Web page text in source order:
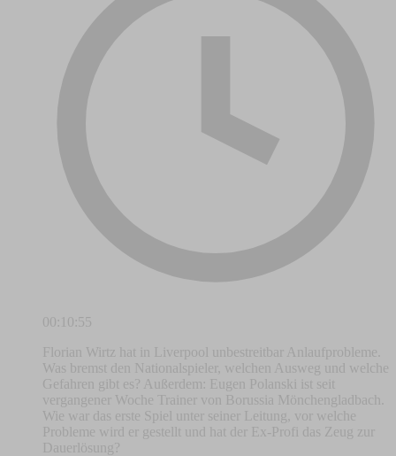
00:10:55
Florian Wirtz hat in Liverpool unbestreitbar Anlaufprobleme.
Was bremst den Nationalspieler, welchen Ausweg und welche
Gefahren gibt es? Außerdem: Eugen Polanski ist seit
vergangener Woche Trainer von Borussia Mönchengladbach.
Wie war das erste Spiel unter seiner Leitung, vor welche
Probleme wird er gestellt und hat der Ex-Profi das Zeug zur
Dauerlösung?